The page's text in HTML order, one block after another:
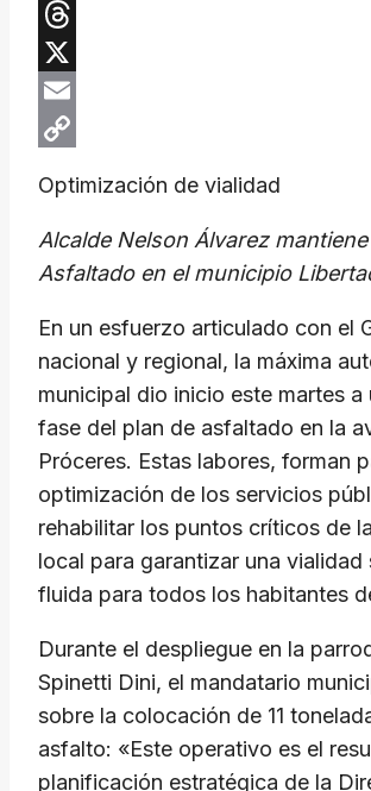
Telegram
Threads
X
Email
Link
Optimización de vialidad
Alcalde Nelson Álvarez
Asfaltado en el municipio
En un esfuerzo articulado con el
nacional y regional, la máxima
municipal dio inicio este martes a
fase del plan de asfaltado en la
Próceres. Estas labores, forman
optimización de los servicios
rehabilitar los puntos críticos de
local para garantizar una vialidad
fluida para todos los habitantes
Durante el despliegue en la
Spinetti Dini, el mandatario
sobre la colocación de 11
asfalto: «Este operativo es el
planificación estratégica de la